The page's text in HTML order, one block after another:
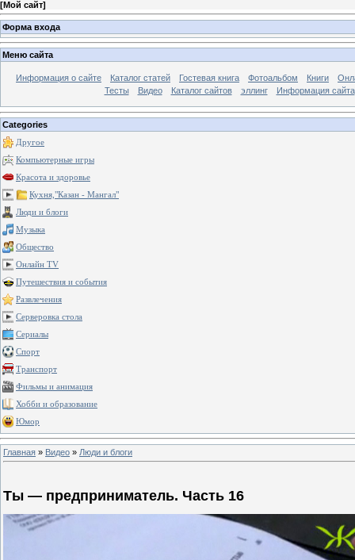
[Мой сайт]
Форма входа
Меню сайта
Информация о сайте Каталог статей Гостевая книга Фотоальбом Книги
Тесты
Видео Каталог сайтов эллинг Информация сайта
Categories
Другое
Компьютерные игры
Красота и здоровье
Кухня,"Казан - Мангал"
Люди и блоги
Музыка
Общество
Онлайн TV
Путешествия и события
Развлечения
Серверовка стола
Сериалы
Спорт
Транспорт
Фильмы и анимация
Хобби и образование
Юмор
Главная » Видео » Люди и блоги
Ты — предприниматель. Часть 16